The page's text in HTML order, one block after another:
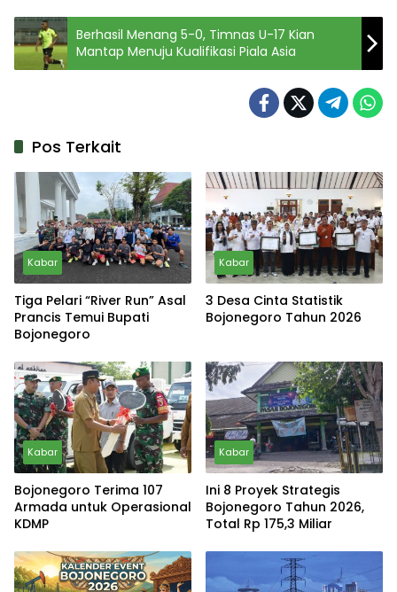
Berhasil Menang 5-0, Timnas U-17 Kian
Mantap Menuju Kualifikasi Piala Asia
Pos Terkait
Kabar
Tiga Pelari “River Run” Asal
Prancis Temui Bupati
Bojonegoro
Kabar
3 Desa Cinta Statistik
Bojonegoro Tahun 2026
Kabar
Bojonegoro Terima 107
Armada untuk Operasional
KDMP
Kabar
Ini 8 Proyek Strategis
Bojonegoro Tahun 2026,
Total Rp 175,3 Miliar